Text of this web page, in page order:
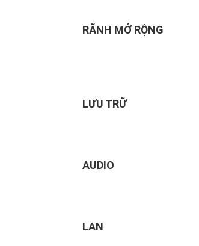
RÃNH MỞ RỘNG
LƯU TRỮ
AUDIO
LAN